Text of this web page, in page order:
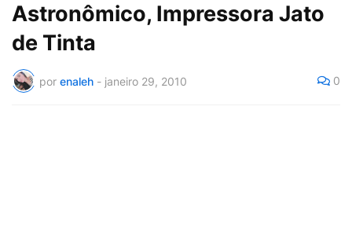
Astronômico, Impressora Jato
de Tinta
por enaleh - janeiro 29, 2010 0